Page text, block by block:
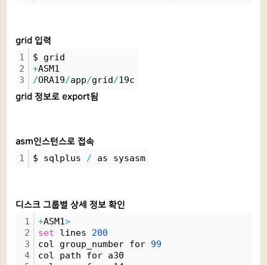
grid 입력
1
2
3
$ grid
+ASM1
/ORA19/app/grid/19c
grid 정보로 export됨
asm인스턴스로 접속
1 $ sqlplus / as sysasm
디스크 그룹별 상세 정보 확인
1
2
3
4
+ASM1>
set lines 200
col group_number for 99
col path for a30